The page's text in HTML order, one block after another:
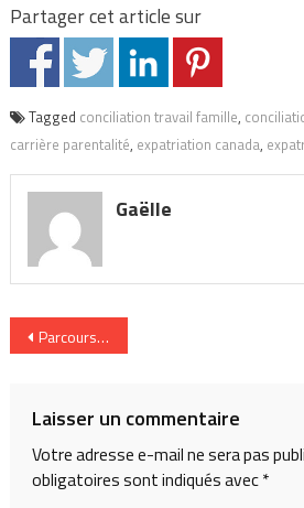
Partager cet article sur
Tagged conciliation travail famille,
carrière parentalité, expatriation canada,
Gaëlle
Navigation
l’article
Parcours au fil du temps : Naddie
Laisser un commentaire
Votre adresse e-mail ne sera pas
obligatoires sont indiqués avec*